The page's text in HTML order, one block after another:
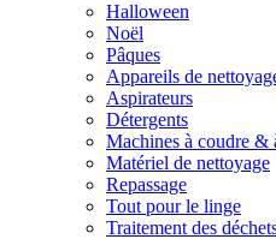
Halloween
Noël
Pâques
Appareils de
Aspirateurs
Détergents
Machines à coudre &
Matériel de nettoyage
Repassage
Tout pour le linge
Traitement des